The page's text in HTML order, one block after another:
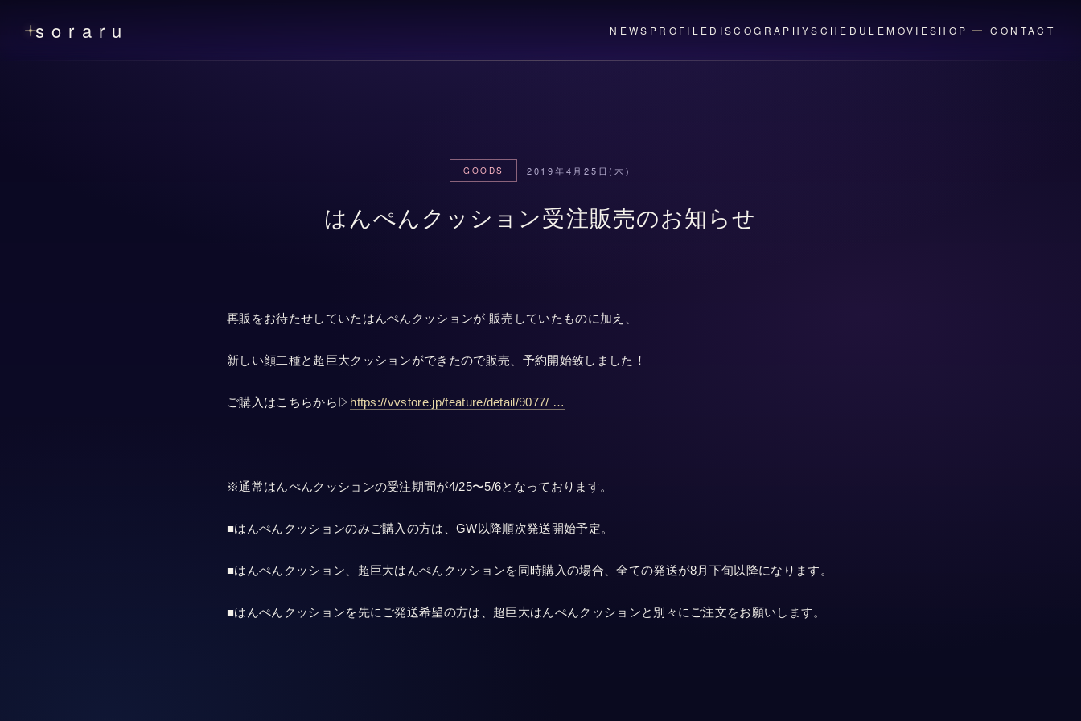
soraru NEWS PROFILE DISCOGRAPHYSCHEDULEMOVIESHOP CONTACT
GOODS 2019年4月25日(木)
はんぺんクッション受注販売のお知らせ
再販をお待たせしていたはんぺんクッションが 販売していたものに加え、
新しい顔二種と超巨大クッションができたので販売、予約開始致しました！
ご購入はこちらから▷ https://vvstore.jp/feature/detail/9077/ …
※通常はんぺんクッションの受注期間が4/25〜5/6となっております。
■はんぺんクッションのみご購入の方は、GW以降順次発送開始予定。
■はんぺんクッション、超巨大はんぺんクッションを同時購入の場合、全ての発送が8月下旬以降になります。
■はんぺんクッションを先にご発送希望の方は、超巨大はんぺんクッションと別々にご注文をお願いします。